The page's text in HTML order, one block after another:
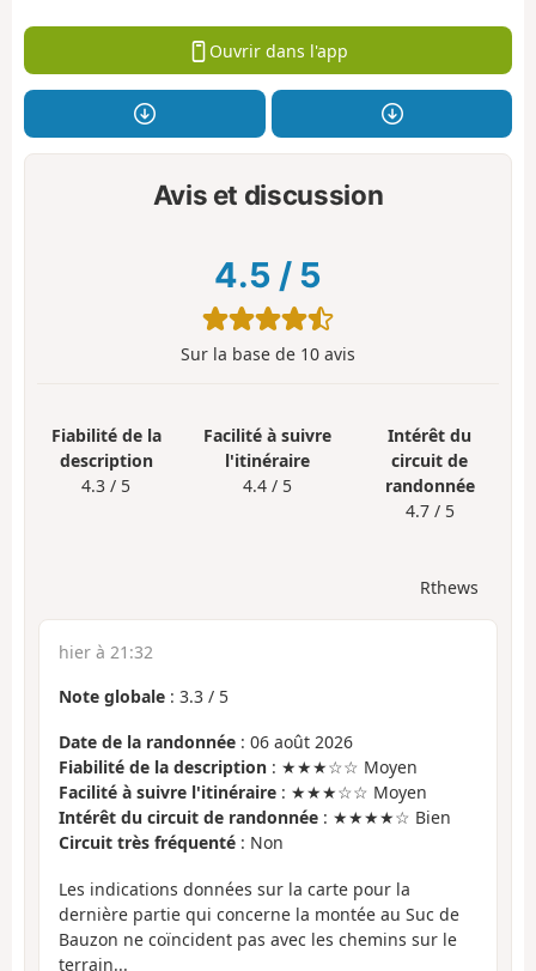
Ouvrir dans l'app
Avis et discussion
4.5 / 5
Sur la base de 10 avis
Fiabilité de la
description
4.3 / 5
Facilité à suivre
l'itinéraire
4.4 / 5
Intérêt du
circuit de
randonnée
4.7 / 5
Rthews
hier à 21:32
Note globale : 3.3 / 5
Date de la randonnée : 06 août 2026
Fiabilité de la description : ★★★☆☆ Moyen
Facilité à suivre l'itinéraire : ★★★☆☆ Moyen
Intérêt du circuit de randonnée : ★★★★☆ Bien
Circuit très fréquenté : Non
Les indications données sur la carte pour la
dernière partie qui concerne la montée au Suc de
Bauzon ne coïncident pas avec les chemins sur le
terrain...